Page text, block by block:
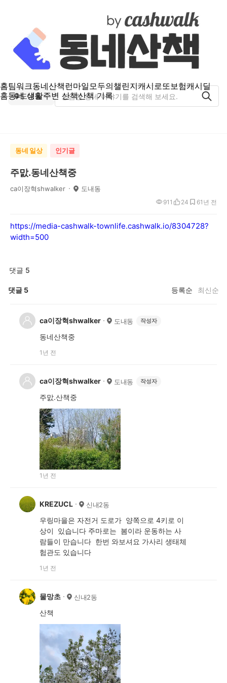
홈팀워크동네산책런마일모두의챌린지캐시로또보험캐시딜
홈동네 생활주변 산책산책 기록
도내동
동네 일상 인기글
주맔.동네산책중
ca이장혁shwalker 도내동
1년 전
911 24 6
https://media-cashwalk-townlife.cashwalk.io/8304728?
width=500
댓글 5
댓글 5 등록순 최신순
ca이장혁shwalker 도내동 작성자
동네산책중
1년 전
ca이장혁shwalker 도내동 작성자
주맔.산책중
1년 전
KREZUCL 신내2동
우링마을은 자전거 도로가 양쪽으로 4키로 이
상이 있습니다 주마로는 봄이라 운동하는 사
람들이 만습니다 한번 와보셔요 가사리 생태체
험관도 있습니다
1년 전
물망초 신내2동
산책